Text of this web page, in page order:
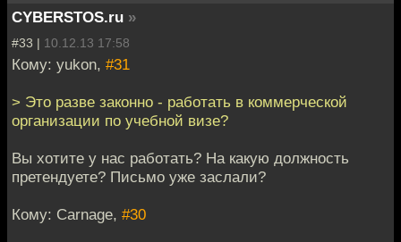
CYBERSTOS.ru »
#33 | 10.12.13 17:58
Кому: yukon, #31
> Это разве законно - работать в коммерческой
организации по учебной визе?
Вы хотите у нас работать? На какую должность
претендуете? Письмо уже заслали?
Кому: Carnage, #30